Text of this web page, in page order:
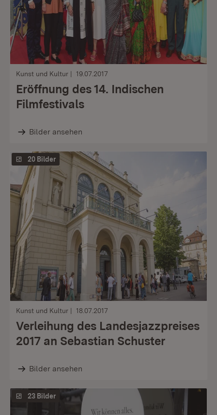
Kunst und Kultur 19.07.2017
Eröffnung des 14. Indischen
Filmfestivals
Bilder ansehen
20 Bilder
Kunst und Kultur 18.07.2017
Verleihung des Landesjazzpreises
2017 an Sebastian Schuster
Bilder ansehen
23 Bilder